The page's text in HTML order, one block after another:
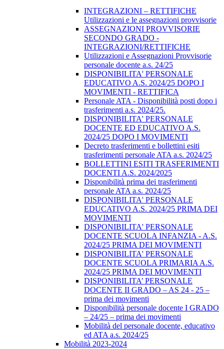
INTEGRAZIONI – RETTIFICHE
Utilizzazioni e le assegnazioni provvisorie
ASSEGNAZIONI PROVVISORIE
SECONDO GRADO -
INTEGRAZIONI/RETTIFICHE
Utilizzazioni e Assegnazioni Provvisorie
personale docente a.s. 24/25
DISPONIBILITA' PERSONALE
EDUCATIVO A.S. 2024/25 DOPO I
MOVIMENTI - RETTIFICA
Personale ATA - Disponibilità posti dopo i
trasferimenti a.s. 2024/25.
DISPONIBILITA' PERSONALE
DOCENTE ED EDUCATIVO A.S.
2024/25 DOPO I MOVIMENTI
Decreto trasferimenti e bollettini esiti
trasferimenti personale ATA a.s. 2024/25
BOLLETTINI ESITI TRASFERIMENTI
DOCENTI A.S. 2024/2025
Disponibilità prima dei trasferimenti
personale ATA a.s. 2024/25
DISPONIBILITA' PERSONALE
EDUCATIVO A.S. 2024/25 PRIMA DEI
MOVIMENTI
DISPONIBILITA' PERSONALE
DOCENTE SCUOLA INFANZIA - A.S.
2024/25 PRIMA DEI MOVIMENTI
DISPONIBILITA' PERSONALE
DOCENTE SCUOLA PRIMARIA A.S.
2024/25 PRIMA DEI MOVIMENTI
DISPONIBILITA’ PERSONALE
DOCENTE II GRADO – AS 24 - 25 –
prima dei movimenti
Disponibilità personale docente I GRADO
– 24/25 – prima dei movimenti
Mobilità del personale docente, educativo
ed ATA a.s. 2024/25
Mobilità 2023-2024